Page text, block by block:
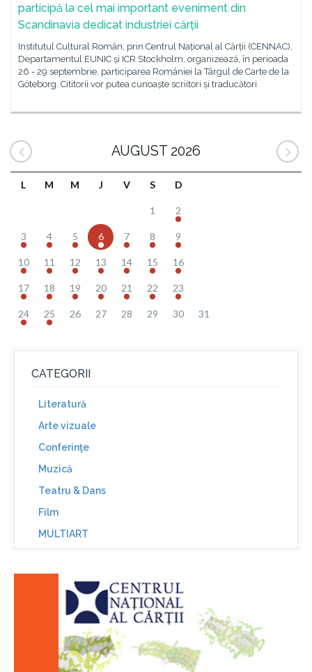
participă la cel mai important eveniment din
Scandinavia dedicat industriei cărții
Institutul Cultural Român, prin Centrul Național al Cărții (CENNAC),
Departamentul EUNIC și ICR Stockholm, organizează, în perioada
26 - 29 septembrie, participarea României la Târgul de Carte de la
Göteborg. Cititorii vor putea cunoaște scriitori și traducători
AUGUST 2026
L M M J V S D
1 2
3 4 5 6 7 8 9
10 11 12 13 14 15 16
17 18 19 20 21 22 23
24 25 26 27 28 29 30 31
CATEGORII
Literatură
Arte vizuale
Conferinţe
Muzică
Teatru & Dans
Film
MULTIART